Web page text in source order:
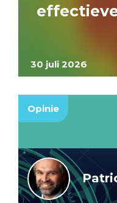
30 juli 2026
Opinie